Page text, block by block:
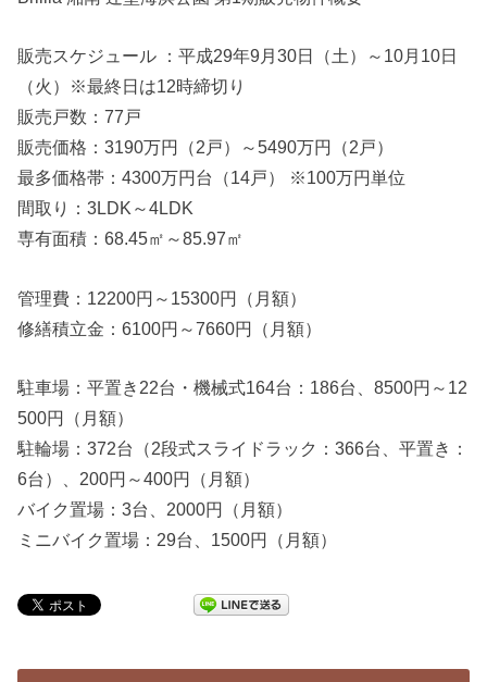
販売スケジュール ：平成29年9月30日（土）～10月10日
（火）※最終日は12時締切り
販売戸数：77戸
販売価格：3190万円（2戸）～5490万円（2戸）
最多価格帯：4300万円台（14戸） ※100万円単位
間取り：3LDK～4LDK
専有面積：68.45㎡～85.97㎡
管理費：12200円～15300円（月額）
修繕積立金：6100円～7660円（月額）
駐車場：平置き22台・機械式164台：186台、8500円～12
500円（月額）
駐輪場：372台（2段式スライドラック：366台、平置き：
6台）、200円～400円（月額）
バイク置場：3台、2000円（月額）
ミニバイク置場：29台、1500円（月額）